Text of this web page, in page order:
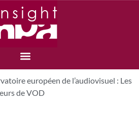
européen de l’audiovisuel : Les
de VOD